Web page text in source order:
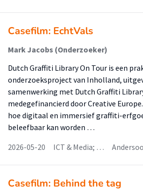
Casefilm: EchtVals
Mark Jacobs (Onderzoeker)
Dutch Graffiti Library On Tour is een
onderzoeksproject van Inholland,
samenwerking met Dutch Graffiti
medegefinancierd door Creative
hoe digitaal en immersief graffiti-
beleefbaar kan worden …
2026-05-20
ICT & Media; …
Casefilm: Behind the tag